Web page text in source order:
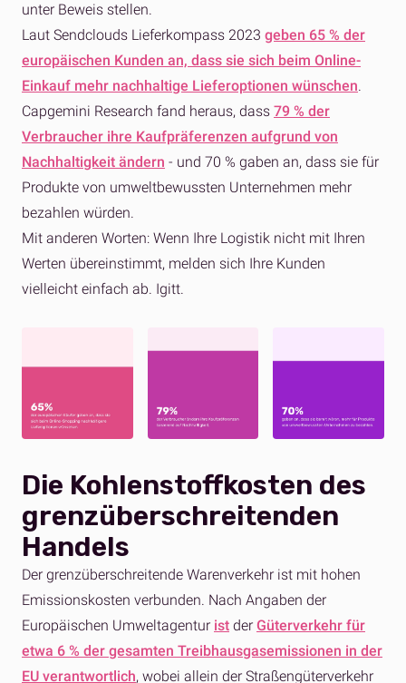
unter Beweis stellen.
Laut Sendclouds Lieferkompass 2023 geben 65 % der
europäischen Kunden an, dass sie sich beim Online-
Einkauf mehr nachhaltige Lieferoptionen wünschen.
Capgemini Research fand heraus, dass 79 % der
Verbraucher ihre Kaufpräferenzen aufgrund von
Nachhaltigkeit ändern - und 70 % gaben an, dass sie für
Produkte von umweltbewussten Unternehmen mehr
bezahlen würden.
Mit anderen Worten: Wenn Ihre Logistik nicht mit Ihren
Werten übereinstimmt, melden sich Ihre Kunden
vielleicht einfach ab. Igitt.
Die Kohlenstoffkosten des
grenzüberschreitenden
Handels
Der grenzüberschreitende Warenverkehr ist mit hohen
Emissionskosten verbunden. Nach Angaben der
Europäischen Umweltagentur ist der Güterverkehr für
etwa 6 % der gesamten Treibhausgasemissionen in der
EU verantwortlich, wobei allein der Straßengüterverkehr